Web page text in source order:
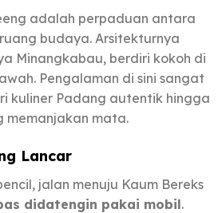
adalah perpaduan antara
budaya. Arsitekturnya
Minangkabau, berdiri kokoh di
Pengalaman di sini sangat
kuliner Padang autentik hingga
memanjakan mata.
Lancar
jalan menuju Kaum Bereks
didatengin pakai mobil.